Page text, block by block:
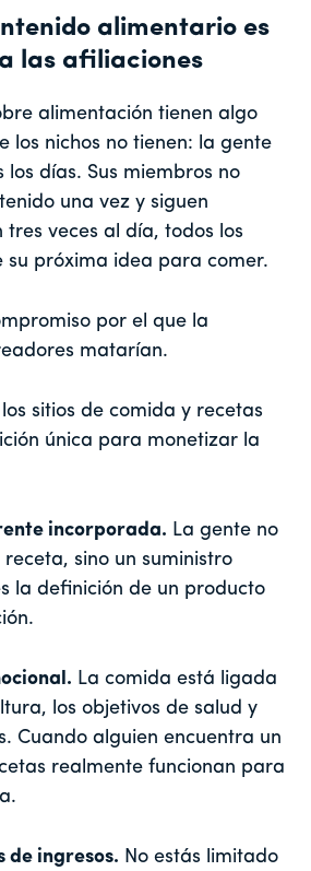
alimentario es
las afiliaciones
alimentación tienen algo
los nichos no tienen: la gente
los días. Sus miembros no
una vez y siguen
tres veces al día, todos los
su próxima idea para comer.
por el que la
matarían.
sitios de comida y recetas
única para monetizar la
incorporada. La gente no
sino un suministro
la definición de un producto
La comida está ligada
los objetivos de salud y
Cuando alguien encuentra un
realmente funcionan para
de ingresos. No estás limitado